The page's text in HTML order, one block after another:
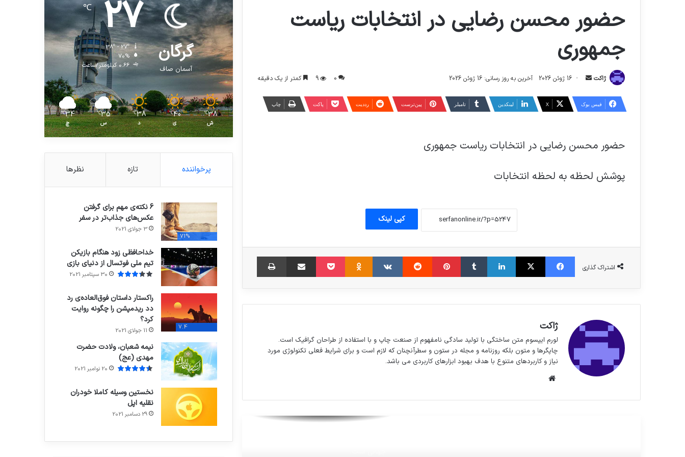
حضور محسن رضایی در انتخابات ریاست
جمهوری
ژاکت
ارسال 16 ژوئن 2026 آخرین به روز رسانی: 16 ژوئن 2026 0
9 کمتر از یک دقیقه
فیس بوک X لینکدین ‫تامبلر ‫پین‌ترست ‫رددیت پاکت چاپ
حضور محسن رضایی در انتخابات ریاست جمهوری
پوشش لحظه به لحظه انتخابات
کپی لینک
اشتراک گذاری
فیس بوک X لینکدین ‫تامبلر ‫پین‌ترست ‫رددیت ‫VKontakte
‫Odnoklassniki
پاکت اشتراک گذاری از طریق ایمیل چاپ
ژاکت
لورم ایپسوم متن ساختگی با تولید سادگی نامفهوم از صنعت چاپ و با استفاده از طراحان گرافیک است.
چاپگرها و متون بلکه روزنامه و مجله در ستون و سطرآنچنان که لازم است و برای شرایط فعلی تکنولوژی مورد
نیاز و کاربردهای متنوع با هدف بهبود ابزارهای کاربردی می باشد.
چه کسانی سیمرغ را به خانه بردند؟
جهانی است.
گرگان
آسمان صاف
27
℃
38º - 27º
70%
0.66 کیلومتر/ساعت
38
℃
ش
40
℃
ی
38
℃
د
35
℃
س
34
℃
چ
پرخواننده تازه نظرها
71%
6 نکته‌ی مهم برای گرفتن
عکس‌های جذاب‌تر در سفر
3 جولای 2021
خداحافظی زود هنگام بازیکن
تیم ملی فوتسال از دنیای بازی
30 سپتامبر 2021
7.4
راکستار داستان فوق‌العاده‌ی رد
دد ریدمپشن را چگونه روایت
کرد؟
11 جولای 2021
نیمه شعبان، ولادت حضرت
مهدی (عج)
20 نوامبر 2021
نخستین وسیله کاملا خودران
نقلیه اپل
29 دسامبر 2021